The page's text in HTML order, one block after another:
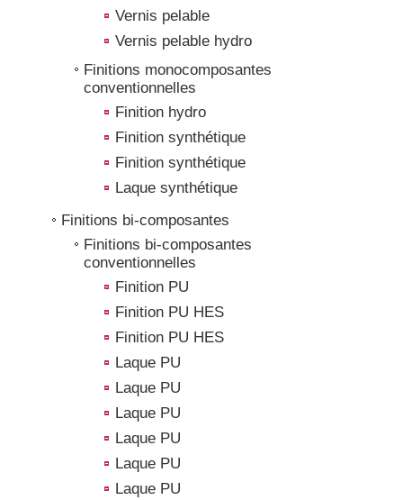
Vernis pelable
Vernis pelable hydro
Finitions monocomposantes
conventionnelles
Finition hydro
Finition synthétique
Finition synthétique
Laque synthétique
Finitions bi-composantes
Finitions bi-composantes
conventionnelles
Finition PU
Finition PU HES
Finition PU HES
Laque PU
Laque PU
Laque PU
Laque PU
Laque PU
Laque PU